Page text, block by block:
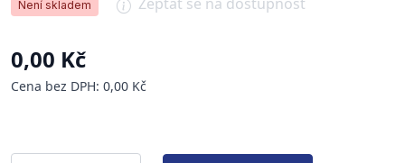
Není skladem
0,00 Kč
Cena bez DPH: 0,00 Kč